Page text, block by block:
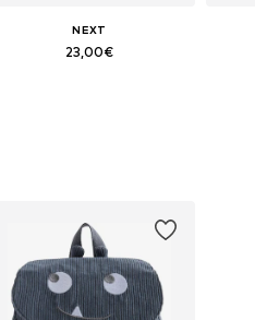
NEXT
23,00€